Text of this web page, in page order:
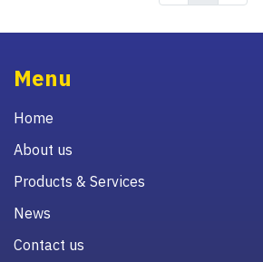
Menu
Home
About us
Products & Services
News
Contact us